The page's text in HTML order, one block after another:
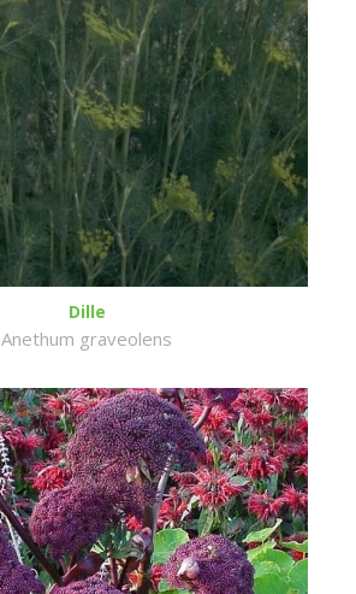
Dille
Anethum graveolens